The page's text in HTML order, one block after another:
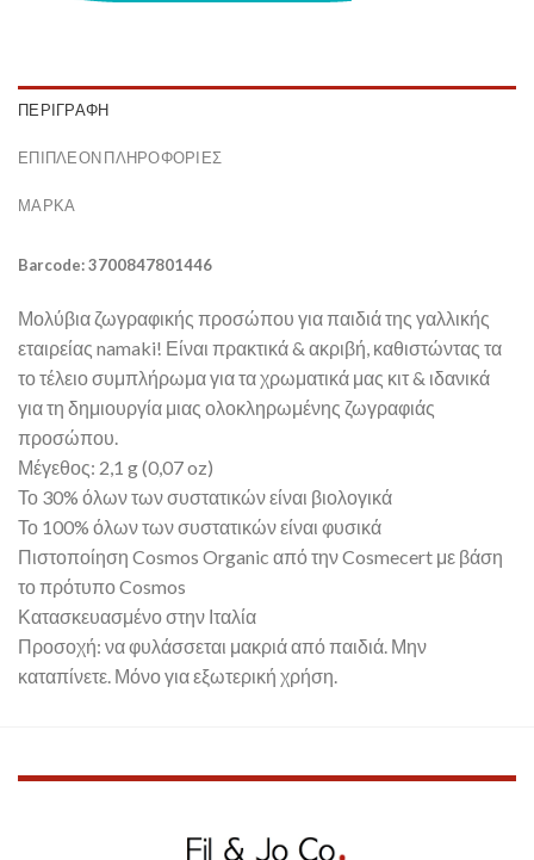
ΠΕΡΙΓΡΑΦΉ
ΕΠΙΠΛΈΟΝ ΠΛΗΡΟΦΟΡΊΕΣ
ΜΆΡΚΑ
Barcode: 3700847801446
Μολύβια ζωγραφικής προσώπου για παιδιά της γαλλικής
εταιρείας namaki! Είναι πρακτικά & ακριβή, καθιστώντας τα
το τέλειο συμπλήρωμα για τα χρωματικά μας κιτ & ιδανικά
για τη δημιουργία μιας ολοκληρωμένης ζωγραφιάς
προσώπου.
Μέγεθος: 2,1 g (0,07 oz)
Το 30% όλων των συστατικών είναι βιολογικά
Το 100% όλων των συστατικών είναι φυσικά
Πιστοποίηση Cosmos Organic από την Cosmecert με βάση
το πρότυπο Cosmos
Κατασκευασμένο στην Ιταλία
Προσοχή: να φυλάσσεται μακριά από παιδιά. Μην
καταπίνετε. Μόνο για εξωτερική χρήση.